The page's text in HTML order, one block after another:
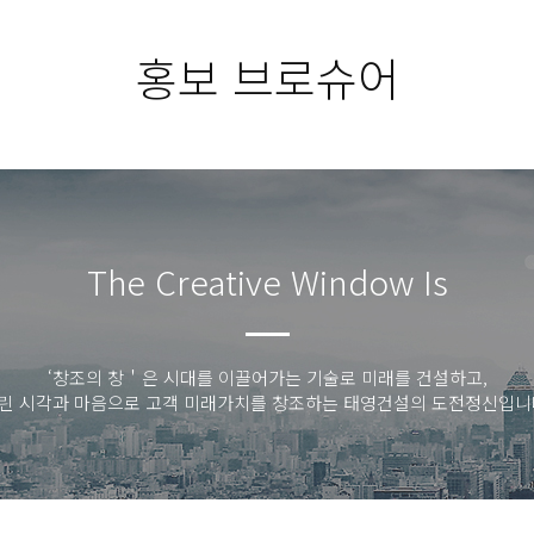
홍보 브로슈어
The Creative Window Is
‘창조의 창＇은 시대를 이끌어가는 기술로 미래를 건설하고,
시각과 마음으로 고객 미래가치를 창조하는 태영건설의 도전정신입